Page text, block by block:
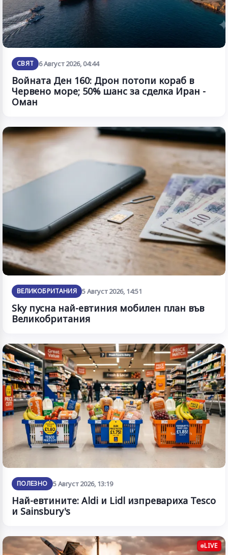
СВЯТ 6 Август 2026, 04:44
Войната Ден 160: Дрон потопи кораб в
Червено море; 50% шанс за сделка Иран -
Оман
ВЕЛИКОБРИТАНИЯ 5 Август 2026, 14:51
Sky пусна най-евтиния мобилен план във
Великобритания
ПОЛЕЗНО 5 Август 2026, 13:19
Най-евтините: Aldi и Lidl изпревариха Tesco
и Sainsbury's
LIVE